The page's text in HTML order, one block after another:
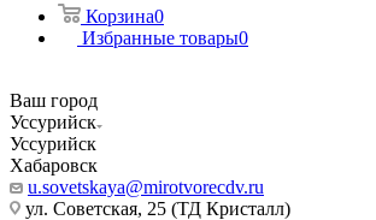
Корзина0
Избранные товары0
Ваш город
Уссурийск
Уссурийск
Хабаровск
u.sovetskaya@mirotvorecdv.ru
ул. Советская, 25 (ТД Кристалл)